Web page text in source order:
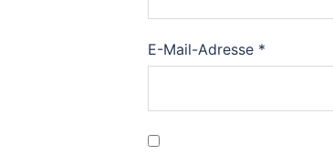
E-Mail-Adresse *